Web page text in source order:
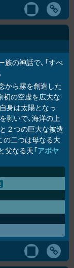
の神話で、「すべ
から霧を創造した
初の空虚を広大な
身は太陽となっ
剥いで、海洋の上
２つの巨大な被造
の二つは母なる大
父なる天「アポヤ